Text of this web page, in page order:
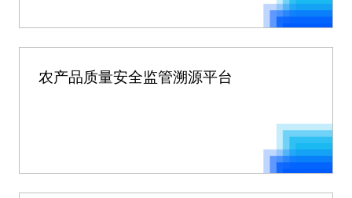
农产品质量安全监管溯源平台